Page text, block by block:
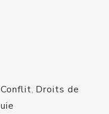
Conflit, Droits de